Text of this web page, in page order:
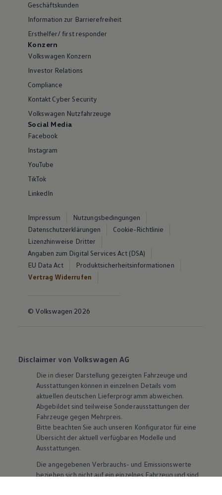
Geschäftskunden
Information zur Barrierefreiheit
Ersthelfer/ first responder
Konzern
Volkswagen Konzern
Investor Relations
Compliance
Kontakt Cyber Security
Volkswagen Nutzfahrzeuge
Social Media
Facebook
Instagram
YouTube
TikTok
LinkedIn
Impressum
Nutzungsbedingungen
Datenschutzerklärungen
Cookie-Richtlinie
Lizenzhinweise Dritter
Angaben zum Digital Services Act (DSA)
EU Data Act
Produktsicherheitsinformationen
Vertrag Widerrufen
© Volkswagen 2026
Disclaimer von Volkswagen AG
Die in dieser Darstellung gezeigten Fahrzeuge und
Ausstattungen können in einzelnen Details vom
aktuellen deutschen Lieferprogramm abweichen.
Abgebildet sind teilweise Sonderausstattungen der
Fahrzeuge gegen Mehrpreis.
Bitte beachten Sie auch unseren Konfigurator für eine
Übersicht der aktuell verfügbaren Modelle und
Ausstattungen.
Die angegebenen Verbrauchs- und Emissionswerte
beziehen sich nicht auf ein einzelnes Fahrzeug und sind